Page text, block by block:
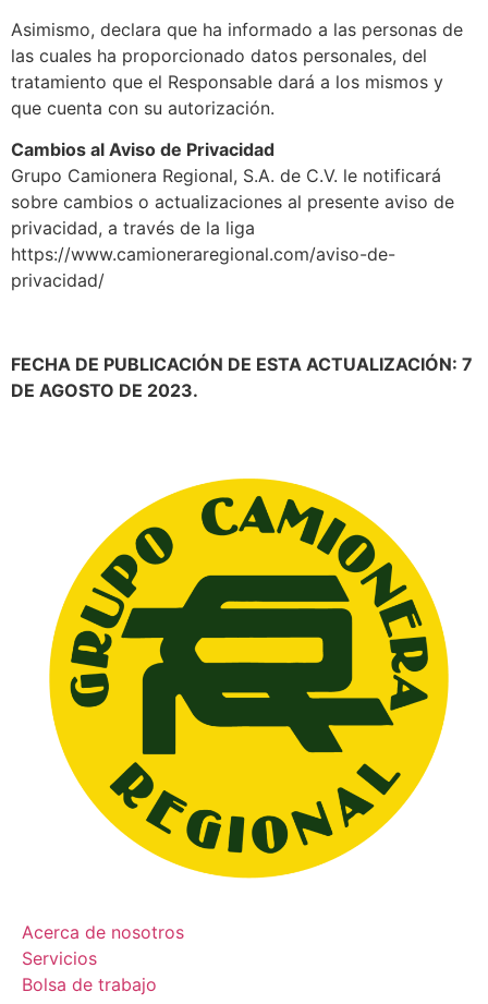
Asimismo, declara que ha informado a las personas de
las cuales ha proporcionado datos personales, del
tratamiento que el Responsable dará a los mismos y
que cuenta con su autorización.
Cambios al Aviso de Privacidad
Grupo Camionera Regional, S.A. de C.V. le notificará
sobre cambios o actualizaciones al presente aviso de
privacidad, a través de la liga
https://www.camioneraregional.com/aviso-de-
privacidad/
FECHA DE PUBLICACIÓN DE ESTA ACTUALIZACIÓN: 7
DE AGOSTO DE 2023.
Acerca de nosotros
Servicios
Bolsa de trabajo